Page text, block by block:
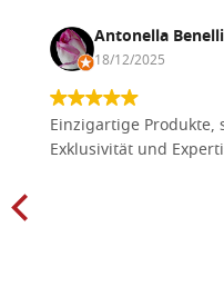
Antonella Benelli
18/12/2025
Einzigartige Produkte,
Exklusivität und